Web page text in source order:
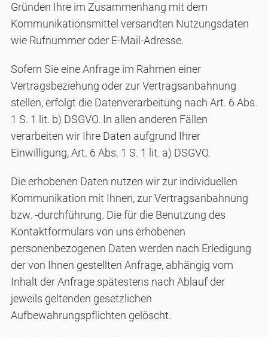
Gründen Ihre im Zusammenhang mit dem
Kommunikationsmittel versandten Nutzungsdaten
wie Rufnummer oder E-Mail-Adresse.
Sofern Sie eine Anfrage im Rahmen einer
Vertragsbeziehung oder zur Vertragsanbahnung
stellen, erfolgt die Datenverarbeitung nach Art. 6 Abs.
1 S. 1 lit. b) DSGVO. In allen anderen Fällen
verarbeiten wir Ihre Daten aufgrund Ihrer
Einwilligung, Art. 6 Abs. 1 S. 1 lit. a) DSGVO.
Die erhobenen Daten nutzen wir zur individuellen
Kommunikation mit Ihnen, zur Vertragsanbahnung
bzw. -durchführung. Die für die Benutzung des
Kontaktformulars von uns erhobenen
personenbezogenen Daten werden nach Erledigung
der von Ihnen gestellten Anfrage, abhängig vom
Inhalt der Anfrage spätestens nach Ablauf der
jeweils geltenden gesetzlichen
Aufbewahrungspflichten gelöscht.